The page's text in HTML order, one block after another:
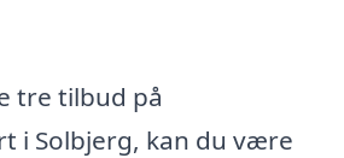
tre tilbud på
i Solbjerg, kan du være